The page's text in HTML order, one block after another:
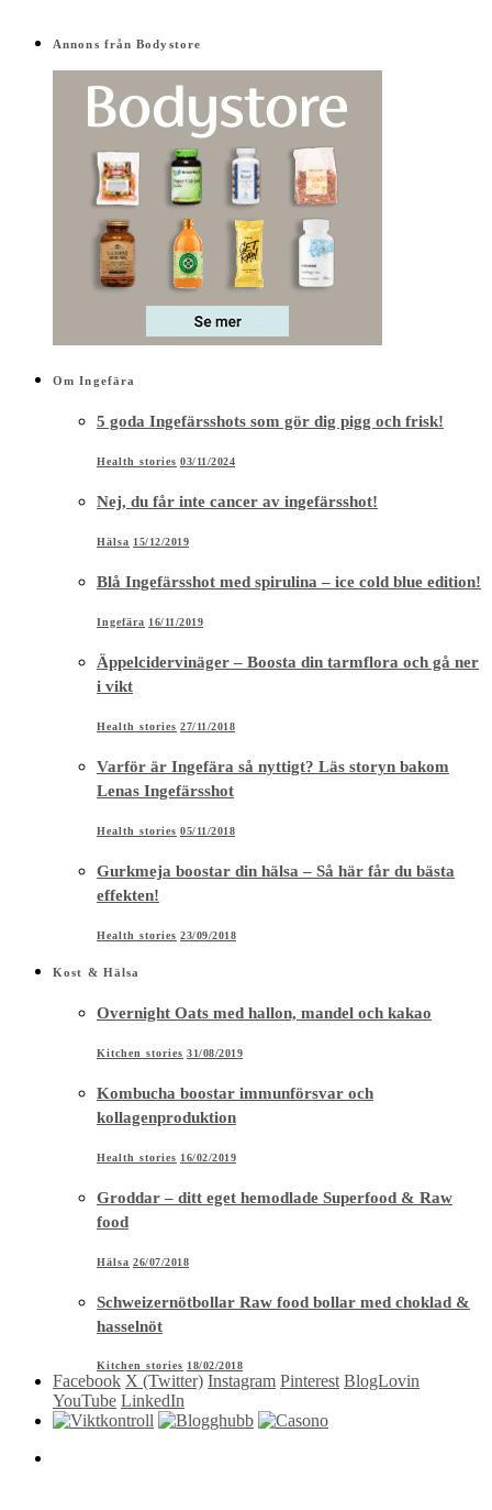
Annons från Bodystore
Om Ingefära
5 goda Ingefärsshots som gör dig pigg och frisk!
Health stories 03/11/2024
Nej, du får inte cancer av ingefärsshot!
Hälsa 15/12/2019
Blå Ingefärsshot med spirulina – ice cold blue edition!
Ingefära 16/11/2019
Äppelcidervinäger – Boosta din tarmflora och gå ner
i vikt
Health stories 27/11/2018
Varför är Ingefära så nyttigt? Läs storyn bakom
Lenas Ingefärsshot
Health stories 05/11/2018
Gurkmeja boostar din hälsa – Så här får du bästa
effekten!
Health stories 23/09/2018
Kost & Hälsa
Overnight Oats med hallon, mandel och kakao
Kitchen stories 31/08/2019
Kombucha boostar immunförsvar och
kollagenproduktion
Health stories 16/02/2019
Groddar – ditt eget hemodlade Superfood & Raw
food
Hälsa 26/07/2018
Schweizernötbollar Raw food bollar med choklad &
hasselnöt
Kitchen stories 18/02/2018
Facebook X (Twitter) Instagram Pinterest BlogLovin
YouTube LinkedIn